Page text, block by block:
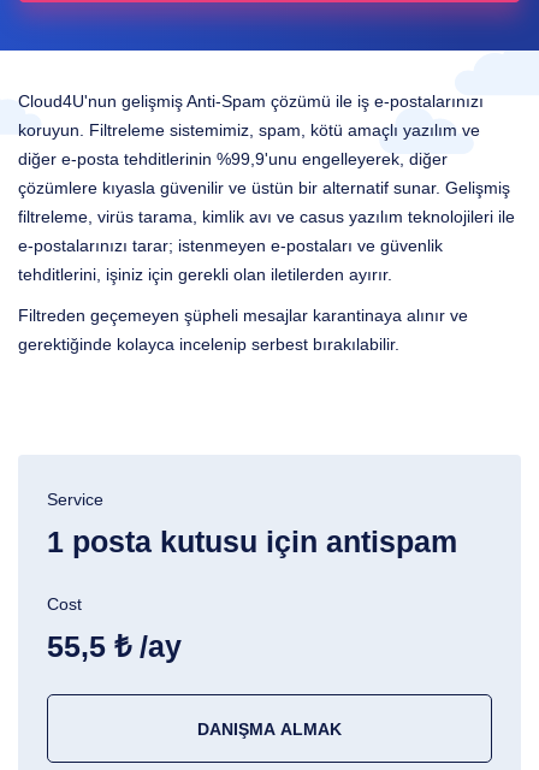
Cloud4U'nun gelişmiş Anti-Spam çözümü ile iş e-postalarınızı
koruyun. Filtreleme sistemimiz, spam, kötü amaçlı yazılım ve
diğer e-posta tehditlerinin %99,9'unu engelleyerek, diğer
çözümlere kıyasla güvenilir ve üstün bir alternatif sunar. Gelişmiş
filtreleme, virüs tarama, kimlik avı ve casus yazılım teknolojileri ile
e-postalarınızı tarar; istenmeyen e-postaları ve güvenlik
tehditlerini, işiniz için gerekli olan iletilerden ayırır.
Filtreden geçemeyen şüpheli mesajlar karantinaya alınır ve
gerektiğinde kolayca incelenip serbest bırakılabilir.
Service
1 posta kutusu için antispam
Cost
55,5 ₺ /ay
DANIŞMA ALMAK